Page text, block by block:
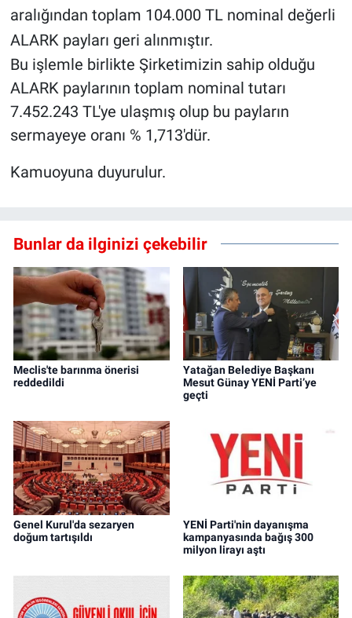
aralığından toplam 104.000 TL nominal değerli
ALARK payları geri alınmıştır.
Bu işlemle birlikte Şirketimizin sahip olduğu
ALARK paylarının toplam nominal tutarı
7.452.243 TL'ye ulaşmış olup bu payların
sermayeye oranı % 1,713'dür.
Kamuoyuna duyurulur.
Bunlar da ilginizi çekebilir
Meclis'te barınma önerisi
reddedildi
Yatağan Belediye Başkanı
Mesut Günay YENİ Parti’ye
geçti
Genel Kurul'da sezaryen
doğum tartışıldı
YENİ Parti'nin dayanışma
kampanyasında bağış 300
milyon lirayı aştı